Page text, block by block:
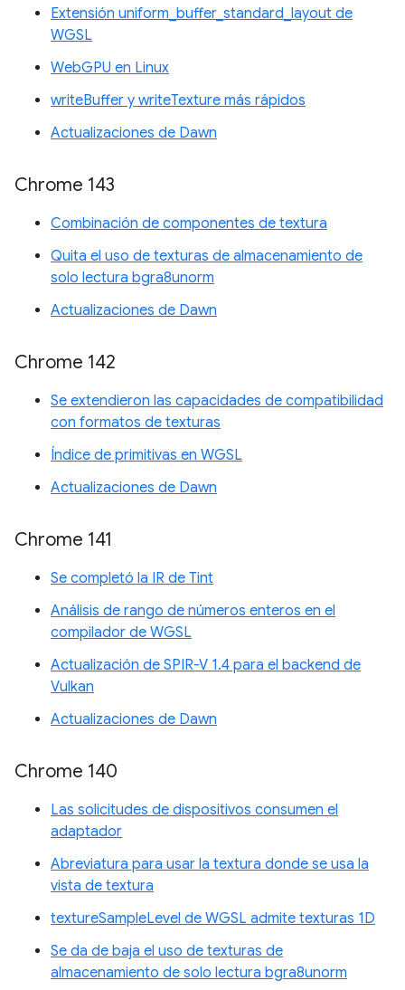
Extensión uniform_buffer_standard_layout de
WGSL
WebGPU en Linux
writeBuffer y writeTexture más rápidos
Actualizaciones de Dawn
Chrome 143
Combinación de componentes de textura
Quita el uso de texturas de almacenamiento de
solo lectura bgra8unorm
Actualizaciones de Dawn
Chrome 142
Se extendieron las capacidades de compatibilidad
con formatos de texturas
Índice de primitivas en WGSL
Actualizaciones de Dawn
Chrome 141
Se completó la IR de Tint
Análisis de rango de números enteros en el
compilador de WGSL
Actualización de SPIR-V 1.4 para el backend de
Vulkan
Actualizaciones de Dawn
Chrome 140
Las solicitudes de dispositivos consumen el
adaptador
Abreviatura para usar la textura donde se usa la
vista de textura
textureSampleLevel de WGSL admite texturas 1D
Se da de baja el uso de texturas de
almacenamiento de solo lectura bgra8unorm